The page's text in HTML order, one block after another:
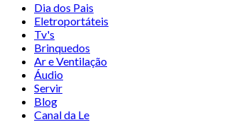
Dia dos Pais
Eletroportáteis
Tv's
Brinquedos
Ar e Ventilação
Áudio
Servir
Blog
Canal da Le